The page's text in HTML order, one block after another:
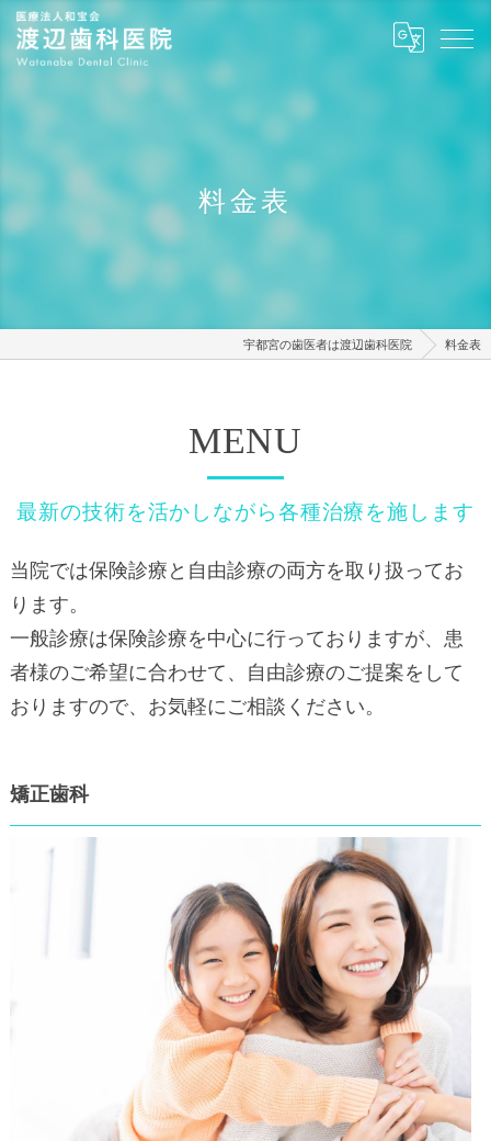
料金表
宇都宮の歯医者は渡辺歯科医院 料金表
最新の技術を活かしながら各種治療を施します
MENU
当院では保険診療と自由診療の両方を取り扱ってお
ります。
一般診療は保険診療を中心に行っておりますが、患
者様のご希望に合わせて、自由診療のご提案をして
おりますので、お気軽にご相談ください。
矯正歯科